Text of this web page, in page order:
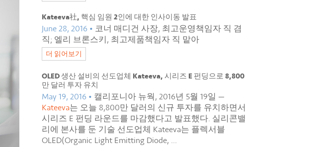
Kateeva社, 핵심 임원 2인에 대한 인사이동 발표
June 28, 2016 • 코너 매디건 사장, 최고운영책임자 직 겸
직; 엘리 브론스키, 최고제품책임자 직 맡아
더 읽어보기
OLED 생산 설비의 선도업체 Kateeva, 시리즈 E 펀딩으로 8,800
만 달러 투자 유치
May 19, 2016 • 캘리포니아 뉴웍, 2016년 5월 19일 —
Kateeva는 오늘 8,800만 달러의 신규 투자를 유치하면서
시리즈 E 펀딩 라운드를 마감했다고 발표했다. 실리콘밸
리에 본사를 둔 기술 선도업체 Kateeva는 플렉서블
OLED(Organic Light Emitting Diode, ...